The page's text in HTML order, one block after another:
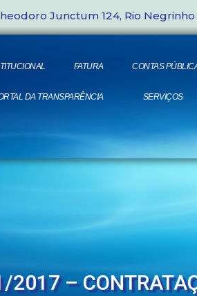
Junctum 124, Rio Negrinho
FATURA CONTAS
DA TRANSPARÊNCIA SERVIÇOS
2017 –